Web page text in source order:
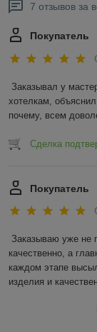
7 отзывов за
Покупатель
Заказывал у
хотелкам,
почему, всем
Сделка
Покупатель
Заказываю уже не
качественно, а
каждом этапе
изделия и